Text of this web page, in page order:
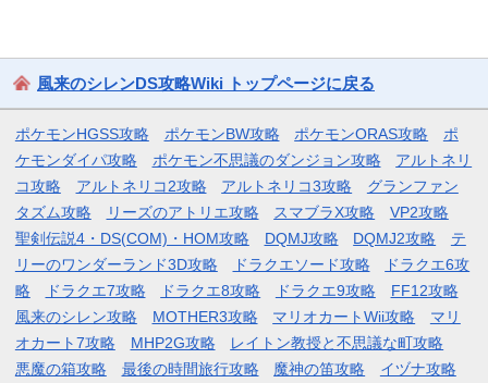
風来のシレンDS攻略Wiki トップページに戻る
ポケモンHGSS攻略 ポケモンBW攻略 ポケモンORAS攻略
ポ
ケモンダイパ攻略
ポケモン不思議のダンジョン攻略
アルトネリ
コ攻略
アルトネリコ2攻略 アルトネリコ3攻略
グランファン
タズム攻略
リーズのアトリエ攻略 スマブラX攻略
VP2攻略
聖剣伝説4・DS(COM)・HOM攻略
DQMJ攻略 DQMJ2攻略
テ
リーのワンダーランド3D攻略
ドラクエソード攻略
ドラクエ6攻
略
ドラクエ7攻略 ドラクエ8攻略 ドラクエ9攻略
FF12攻略
風来のシレン攻略
MOTHER3攻略 マリオカートWii攻略
マリ
オカート7攻略
MHP2G攻略
レイトン教授と不思議な町攻略
悪魔の箱攻略
最後の時間旅行攻略 魔神の笛攻略 イヅナ攻略